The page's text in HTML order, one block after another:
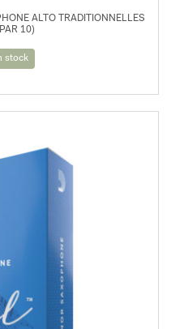
ALTO TRADITIONNELLES
10)
stock